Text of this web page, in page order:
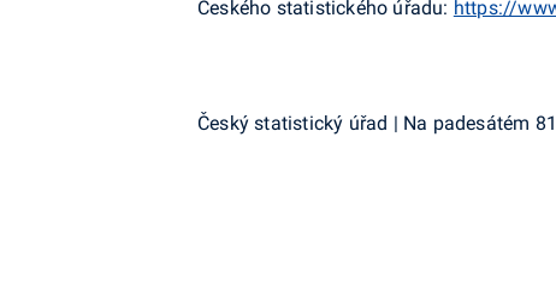
Českého statistického úřadu: https://
Český statistický úřad | Na padesátém